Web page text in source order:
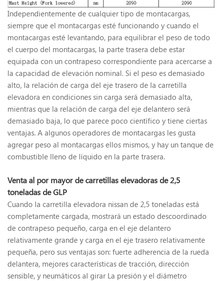
Independientemente de cualquier tipo de montacargas,
siempre que el montacargas esté funcionando y cuando el
montacargas esté levantando, para equilibrar el peso de todo
el cuerpo del montacargas, la parte trasera debe estar
equipada con un contrapeso correspondiente para acercarse a
la capacidad de elevación nominal. Si el peso es demasiado
alto, la relación de carga del eje trasero de la carretilla
elevadora en condiciones sin carga será demasiado alta,
mientras que la relación de carga del eje delantero será
demasiado baja, lo que parece poco científico y tiene ciertas
ventajas. A algunos operadores de montacargas les gusta
agregar peso al montacargas ellos mismos, y hay un tanque de
combustible lleno de líquido en la parte trasera.
Venta al por mayor de carretillas elevadoras de 2,5
toneladas de GLP
Cuando la carretilla elevadora nissan de 2,5 toneladas está
completamente cargada, mostrará un estado descoordinado
de contrapeso pequeño, carga en el eje delantero
relativamente grande y carga en el eje trasero relativamente
pequeña, pero sus ventajas son: fuerte adherencia de la rueda
delantera, mejores características de tracción, dirección
sensible, y neumáticos al girar La presión y el diámetro